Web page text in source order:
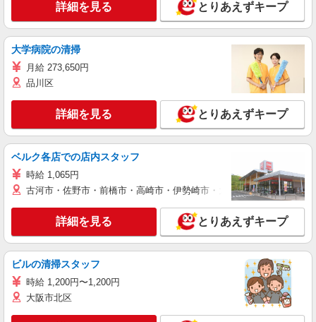
詳細を見る とりあえずキープ
大学病院の清掃
月給 273,650円
品川区
詳細を見る とりあえずキープ
ベルク各店での店内スタッフ
時給 1,065円
古河市・佐野市・前橋市・高崎市・伊勢崎市・太田市・館林市・藤
詳細を見る とりあえずキープ
ビルの清掃スタッフ
時給 1,200円〜1,200円
大阪市北区